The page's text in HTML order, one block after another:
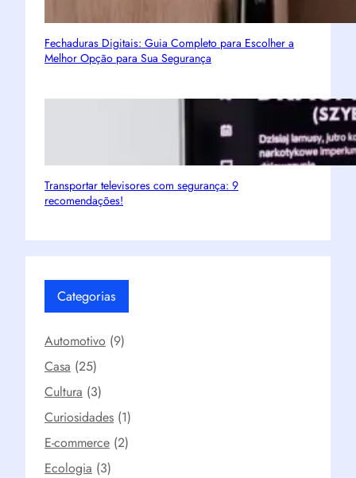
Fechaduras Digitais: Guia Completo para Escolher a
Melhor Opção para Sua Segurança
Transportar televisores com segurança: 9
recomendações!
Categorias
Automotivo (9)
Casa (25)
Cultura (3)
Curiosidades (1)
E-commerce (2)
Ecologia (3)